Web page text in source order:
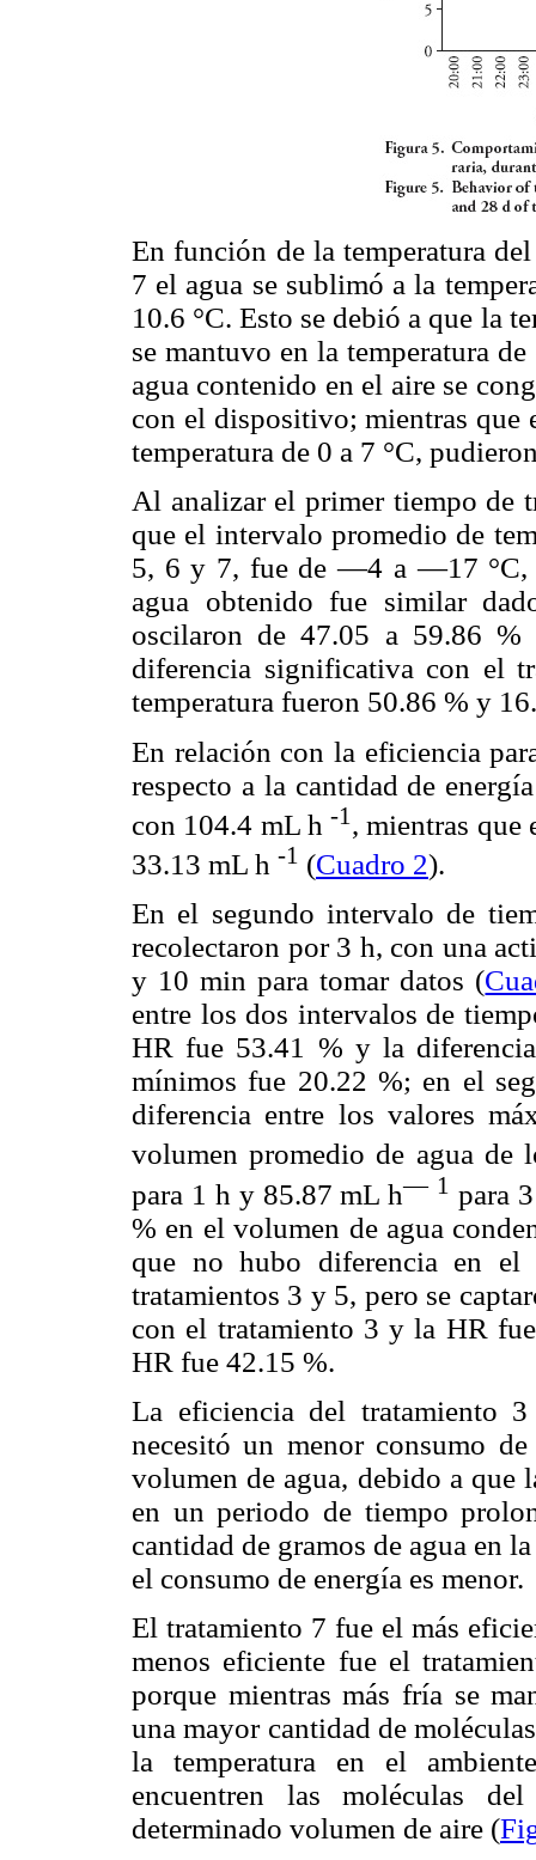
En función de la temperatura
7 el agua se sublimó a la
10.6 °C. Esto se debió a que la
se mantuvo en la temperatura
agua contenido en el aire se
con el dispositivo; mientras que
temperatura de 0 a 7 °C,
Al analizar el primer tiempo de
que el intervalo promedio de
5, 6 y 7, fue de —4 a —17 °C,
agua obtenido fue similar
oscilaron de 47.05 a 59.86
diferencia significativa con el
temperatura fueron 50.86 % y
En relación con la eficiencia
respecto a la cantidad de
con 104.4 mL h-1 , mientras que
33.13 mL h -1 (Cuadro 2).
En el segundo intervalo de
recolectaron por 3 h, con una
y 10 min para tomar datos (
entre los dos intervalos de
HR fue 53.41 % y la
mínimos fue 20.22 %; en el
diferencia entre los valores
volumen promedio de agua de
para 1 h y 85.87 mL h— 1 para
% en el volumen de agua
que no hubo diferencia en el
tratamientos 3 y 5, pero se
con el tratamiento 3 y la HR
HR fue 42.15 %.
La eficiencia del tratamiento
necesitó un menor consumo
volumen de agua, debido a que
en un periodo de tiempo
cantidad de gramos de agua en
el consumo de energía es menor.
El tratamiento 7 fue el más
menos eficiente fue el
porque mientras más fría se
una mayor cantidad de
la temperatura en el
encuentren las moléculas
determinado volumen de aire (